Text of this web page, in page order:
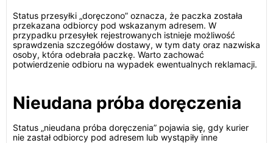
Status przesyłki „doręczono” oznacza, że paczka została
przekazana odbiorcy pod wskazanym adresem. W
przypadku przesyłek rejestrowanych istnieje możliwość
sprawdzenia szczegółów dostawy, w tym daty oraz nazwiska
osoby, która odebrała paczkę. Warto zachować
potwierdzenie odbioru na wypadek ewentualnych reklamacji.
Nieudana próba doręczenia
Status „nieudana próba doręczenia” pojawia się, gdy kurier
nie zastał odbiorcy pod adresem lub wystąpiły inne